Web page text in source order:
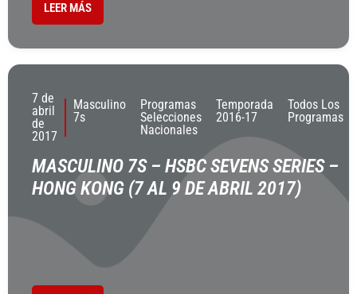
LEER MÁS
7 de
abril
de
2017
Masculino
7s
Programas
Selecciones
Nacionales
Temporada
2016-17
Todos Los
Programas
MASCULINO 7S – HSBC SEVENS SERIES –
HONG KONG (7 AL 9 DE ABRIL 2017)